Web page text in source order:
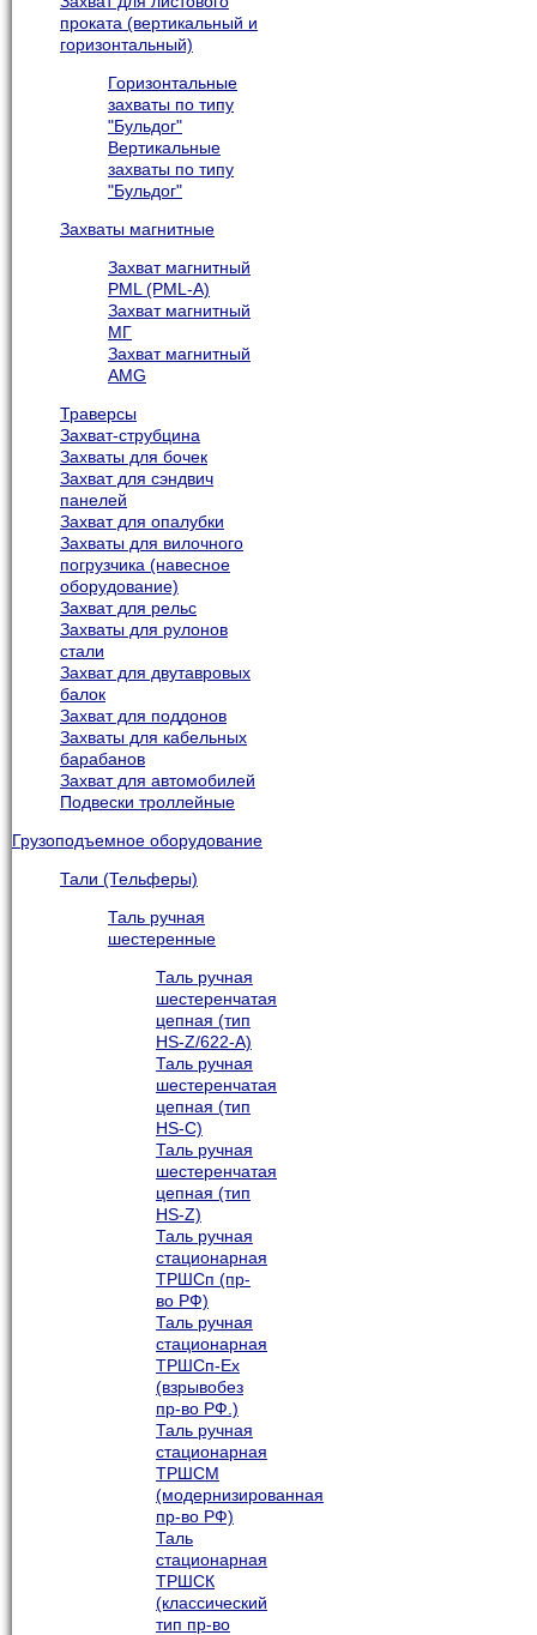
проката (вертикальный и
горизонтальный)
Горизонтальные
захваты по типу
"Бульдог"
Вертикальные
захваты по типу
"Бульдог"
Захваты магнитные
Захват магнитный
PML (PML-A)
Захват магнитный
МГ
Захват магнитный
AMG
Траверсы
Захват-струбцина
Захваты для бочек
Захват для сэндвич
панелей
Захват для опалубки
Захваты для вилочного
погрузчика (навесное
оборудование)
Захват для рельс
Захваты для рулонов
стали
Захват для двутавровых
балок
Захват для поддонов
Захваты для кабельных
барабанов
Захват для автомобилей
Подвески троллейные
Грузоподъемное оборудование
Тали (Тельферы)
Таль ручная
шестеренные
Таль ручная
шестеренчатая
цепная (тип
HS-Z/622-A)
Таль ручная
шестеренчатая
цепная (тип
HS-C)
Таль ручная
шестеренчатая
цепная (тип
HS-Z)
Таль ручная
стационарная
ТРШСп (пр-
во РФ)
Таль ручная
стационарная
ТРШСп-Ех
(взрывобез
пр-во РФ.)
Таль ручная
стационарная
ТРШСМ
(модернизированная
пр-во РФ)
Таль
стационарная
ТРШСК
(классический
тип пр-во